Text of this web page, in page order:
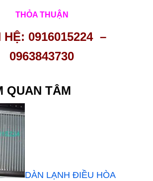
THỎA THUẬN
HỆ: 0916015224 –
0963843730
QUAN TÂM
DÀN LẠNH ĐIỀU HÒA